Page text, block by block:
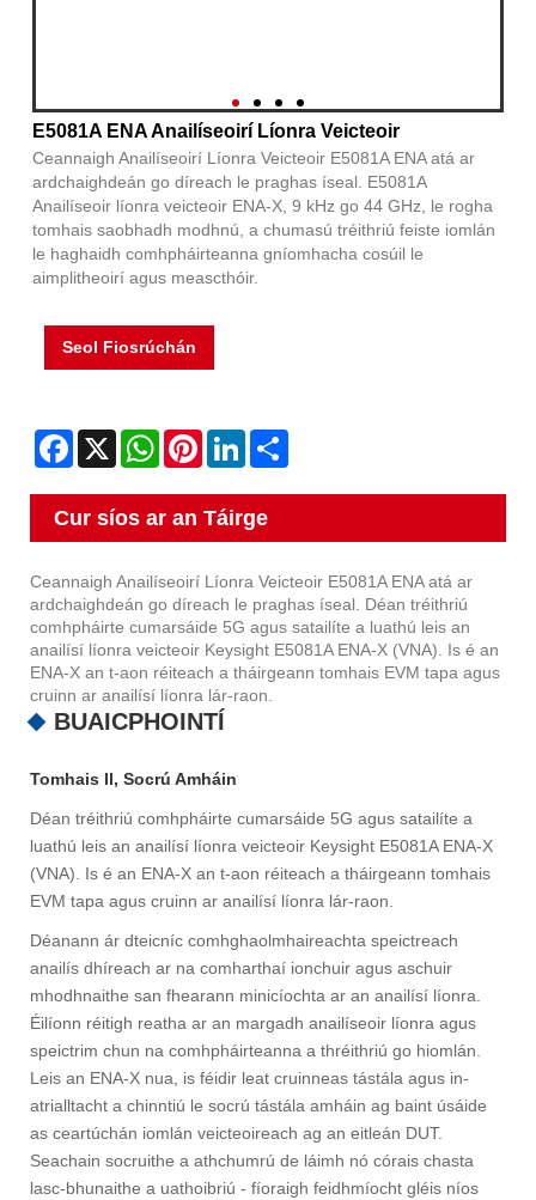
E5081A ENA Anailíseoirí Líonra Veicteoir
Ceannaigh Anailíseoirí Líonra Veicteoir E5081A ENA atá ar
ardchaighdeán go díreach le praghas íseal. E5081A
Anailíseoir líonra veicteoir ENA-X, 9 kHz go 44 GHz, le rogha
tomhais saobhadh modhnú, a chumasú tréithriú feiste iomlán
le haghaidh comhpháirteanna gníomhacha cosúil le
aimplitheoirí agus meascthóir.
Seol Fiosrúchán
Facebook
X WhatsAppPinterestLinkedIn
Cur síos ar an Táirge
Ceannaigh Anailíseoirí Líonra Veicteoir E5081A ENA atá ar
ardchaighdeán go díreach le praghas íseal. Déan tréithriú
comhpháirte cumarsáide 5G agus satailíte a luathú leis an
anailísí líonra veicteoir Keysight E5081A ENA-X (VNA). Is é an
ENA-X an t-aon réiteach a tháirgeann tomhais EVM tapa agus
cruinn ar anailísí líonra lár-raon.
BUAICPHOINTÍ
Tomhais Il, Socrú Amháin
Déan tréithriú comhpháirte cumarsáide 5G agus satailíte a
luathú leis an anailísí líonra veicteoir Keysight E5081A ENA-X
(VNA). Is é an ENA-X an t-aon réiteach a tháirgeann tomhais
EVM tapa agus cruinn ar anailísí líonra lár-raon.
Déanann ár dteicníc comhghaolmhaireachta speictreach
anailís dhíreach ar na comharthaí ionchuir agus aschuir
mhodhnaithe san fhearann ​​minicíochta ar an anailísí líonra.
Éilíonn réitigh reatha ar an margadh anailíseoir líonra agus
speictrim chun na comhpháirteanna a thréithriú go hiomlán.
Leis an ENA-X nua, is féidir leat cruinneas tástála agus in-
atrialltacht a chinntiú le socrú tástála amháin ag baint úsáide
as ceartúchán iomlán veicteoireach ag an eitleán DUT.
Seachain socruithe a athchumrú de láimh nó córais chasta
lasc-bhunaithe a uathoibriú - fíoraigh feidhmíocht gléis níos